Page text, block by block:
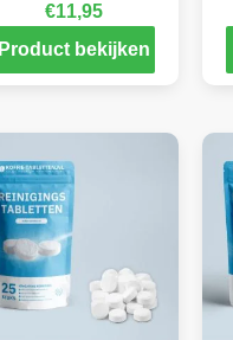
€11,95
Product bekijken